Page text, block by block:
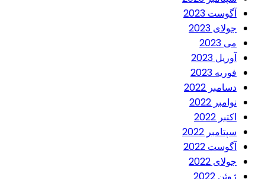
آگوست 2023
جولای 2023
می 2023
آوریل 2023
فوریه 2023
دسامبر 2022
نوامبر 2022
اکتبر 2022
سپتامبر 2022
آگوست 2022
جولای 2022
ژوئن 2022